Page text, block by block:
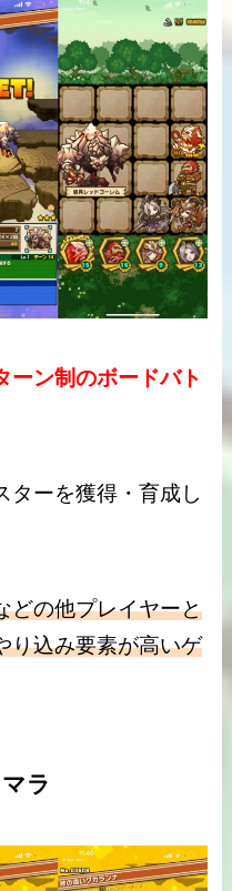
ーン制のボードバト
ターを獲得・育成し
どの他プレイヤーと
り込み要素が高いゲ
ラ